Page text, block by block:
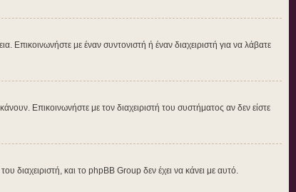
Επικοινωνήστε με έναν συντονιστή ή έναν διαχειριστή για να λάβατε
Επικοινωνήστε με τον διαχειριστή του συστήματος αν δεν είστε
διαχειριστή, και το phpBB Group δεν έχει να κάνει με αυτό.